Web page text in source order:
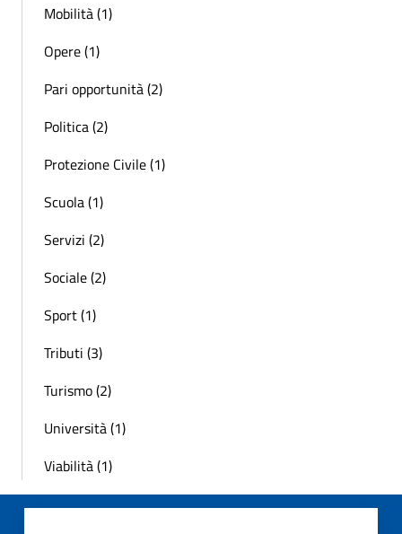
Mobilità (1)
Opere (1)
Pari opportunità (2)
Politica (2)
Protezione Civile (1)
Scuola (1)
Servizi (2)
Sociale (2)
Sport (1)
Tributi (3)
Turismo (2)
Università (1)
Viabilità (1)